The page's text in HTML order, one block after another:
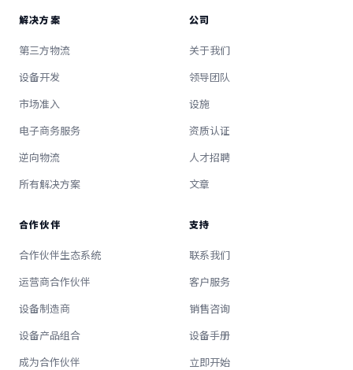
解决方案
第三方物流
设备开发
市场准入
电子商务服务
逆向物流
所有解决方案
公司
关于我们
领导团队
设施
资质认证
人才招聘
文章
合作伙伴
合作伙伴生态系统
运营商合作伙伴
设备制造商
设备产品组合
成为合作伙伴
支持
联系我们
客户服务
销售咨询
设备手册
立即开始